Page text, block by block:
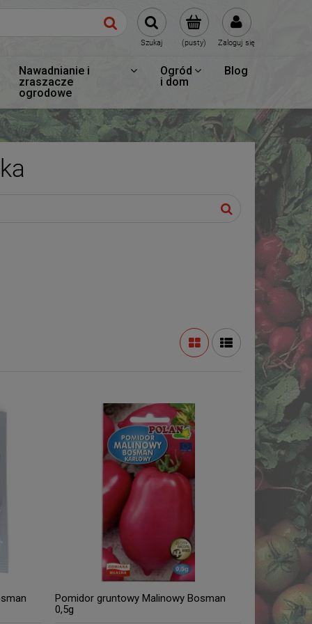
(pusty) Zaloguj się
Szukaj
Nawadnianie i
zraszacze
ogrodowe
Ogród
i dom
Blog
Pomidor gruntowy Malinowy Bosman
0,5g